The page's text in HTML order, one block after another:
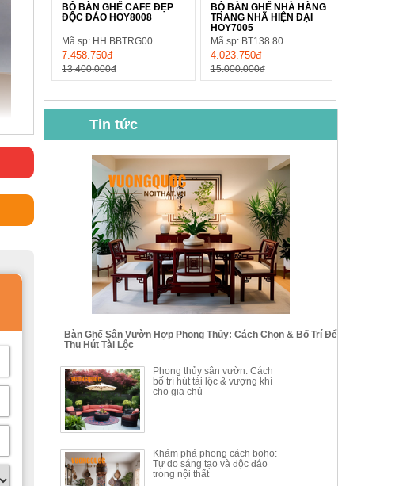
BỘ BÀN GHẾ CAFE ĐẸP
ĐỘC ĐÁO HOY8008
Mã sp: HH.BBTRG00
7.458.750đ
13.400.000đ
BỘ BÀN GHẾ NHÀ HÀNG
TRANG NHÃ HIỆN ĐẠI
HOY7005
Mã sp: BT138.80
4.023.750đ
15.000.000đ
BỘ BÀN GHẾ CAFE NHẬP
KHẨU CAO CẤP HOY7006
Mã sp: BT135
14.178.750đ
24.700.000đ
BỘ BÀN TRÀ GỖ TỰ NHIÊN
PHONG CÁCH TRUNG HOA
KIỂU MỚI...
Mã sp: BT138.80
20.250.000đ
39.150.000đ
BỘ BÀN TRÀ GỖ PHONG
CÁCH MỚI KẾT HỢP KHAY
NHÚNG TRÀ YDX
Mã sp: BT150.46
17.617.500đ
34.100.000đ
BỘ BÀN GHẾ CAFE KIỂU
DÁNG ĐƠN GIẢN HIỆN ĐẠI
HOY8010
Tin tức
Bàn Ghế Sân Vườn Hợp Phong Thủy: Cách Chọn & Bố Trí Để
Thu Hút Tài Lộc
Phong thủy sân vườn: Cách
bố trí hút tài lộc & vượng khí
cho gia chủ
Khám phá phong cách boho:
Tự do sáng tạo và độc đáo
trong nội thất